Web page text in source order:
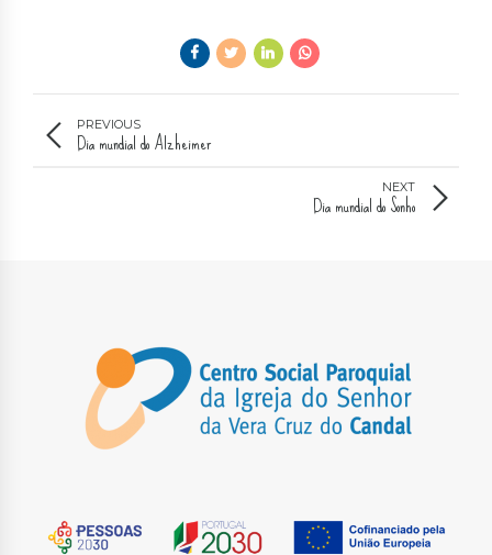
PREVIOUS
Dia mundial do Alzheimer
NEXT
Dia mundial do Sonho